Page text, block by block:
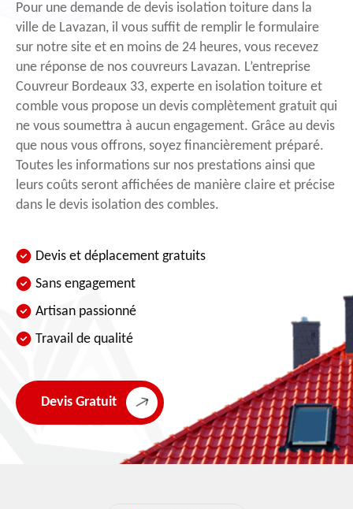
Pour une demande de devis isolation toiture dans la
ville de Lavazan, il vous suffit de remplir le formulaire
sur notre site et en moins de 24 heures, vous recevez
une réponse de nos couvreurs Lavazan. L’entreprise
Couvreur Bordeaux 33, experte en isolation toiture et
comble vous propose un devis complètement gratuit qui
ne vous soumettra à aucun engagement. Grâce au devis
que nous vous offrons, soyez financièrement préparé.
Toutes les informations sur nos prestations ainsi que
leurs coûts seront affichées de manière claire et précise
dans le devis isolation des combles.
Devis et déplacement gratuits
Sans engagement
Artisan passionné
Travail de qualité
Devis Gratuit